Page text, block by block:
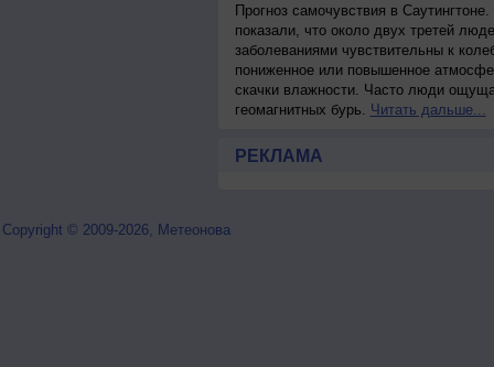
Прогноз самочувствия в
показали, что около двух третей
заболеваниями чувствительны к
пониженное или повышенное
скачки влажности. Часто люди
геомагнитных бурь. Читать дальше...
РЕКЛАМА
Copyright © 2009-2026, Метеонова